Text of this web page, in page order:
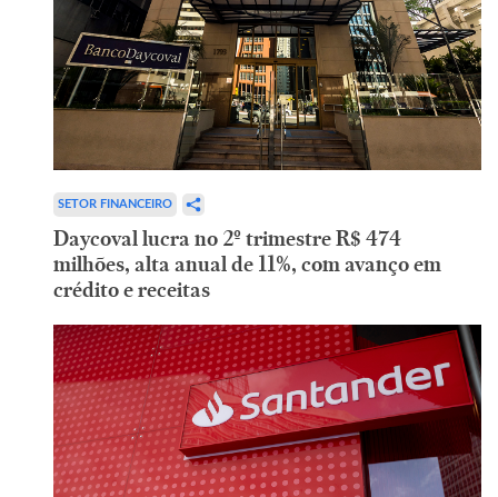
SETOR FINANCEIRO
Daycoval lucra no 2º trimestre R$ 474
milhões, alta anual de 11%, com avanço em
crédito e receitas